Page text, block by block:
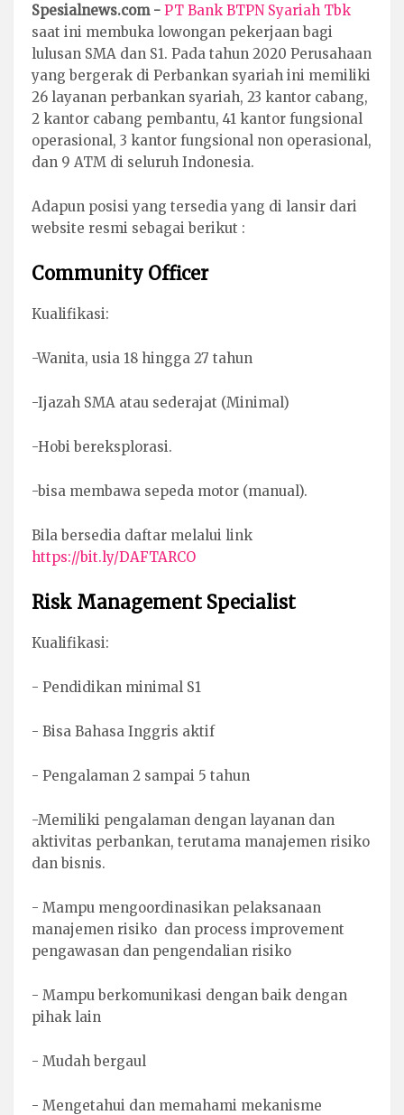
Spesialnews.com - PT Bank BTPN Syariah Tbk
saat ini membuka lowongan pekerjaan bagi
lulusan SMA dan S1. Pada tahun 2020 Perusahaan
yang bergerak di Perbankan syariah ini memiliki
26 layanan perbankan syariah, 23 kantor cabang,
2 kantor cabang pembantu, 41 kantor fungsional
operasional, 3 kantor fungsional non operasional,
dan 9 ATM di seluruh Indonesia.
Adapun posisi yang tersedia yang di lansir dari
website resmi sebagai berikut :
Community Officer
Kualifikasi:
-Wanita, usia 18 hingga 27 tahun
-Ijazah SMA atau sederajat (Minimal)
-Hobi bereksplorasi.
-bisa membawa sepeda motor (manual).
Bila bersedia daftar melalui link
https://bit.ly/DAFTARCO
Risk Management Specialist
Kualifikasi:
- Pendidikan minimal S1
- Bisa Bahasa Inggris aktif
- Pengalaman 2 sampai 5 tahun
-Memiliki pengalaman dengan layanan dan
aktivitas perbankan, terutama manajemen risiko
dan bisnis.
- Mampu mengoordinasikan pelaksanaan
manajemen risiko dan process improvement
pengawasan dan pengendalian risiko
- Mampu berkomunikasi dengan baik dengan
pihak lain
- Mudah bergaul
- Mengetahui dan memahami mekanisme